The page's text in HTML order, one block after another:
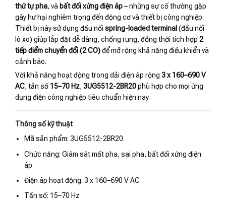
thứ tự pha, và bất đối xứng điện áp– những sự cố thường gặp
gây hư hại nghiêm trọng đến động cơ và thiết bị công nghiệp.
Thiết bị này sử dụng đầu nối spring-loaded terminal (đầu nối
lò xo) giúp lắp đặt dễ dàng, chống rung, đồng thời tích hợp 2
tiếp điểm chuyển đổi (2 CO)để mở rộng khả năng điều khiển và
cảnh báo.
Với khả năng hoạt động trong dải điện áp rộng 3 x 160–690 V
AC, tần số 15–70 Hz, 3UG5512-2BR20phù hợp cho mọi ứng
dụng điện công nghiệp tiêu chuẩn hiện nay.
Thông số kỹ thuật
Mã sản phẩm: 3UG5512-2BR20
Chức năng: Giám sát mất pha, sai pha, bất đối xứng điện
áp
Điện áp hoạt động: 3 x 160–690 V AC
Tần số: 15–70 Hz